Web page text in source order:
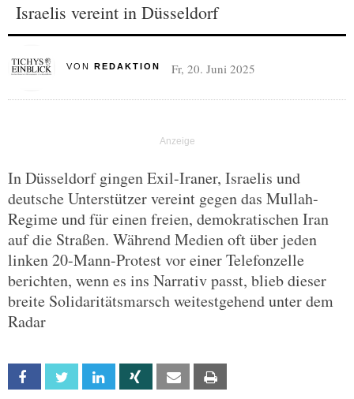
Israelis vereint in Düsseldorf
VON REDAKTION Fr, 20. Juni 2025
In Düsseldorf gingen Exil-Iraner, Israelis und
deutsche Unterstützer vereint gegen das Mullah-
Regime und für einen freien, demokratischen Iran
auf die Straßen. Während Medien oft über jeden
linken 20-Mann-Protest vor einer Telefonzelle
berichten, wenn es ins Narrativ passt, blieb dieser
breite Solidaritätsmarsch weitestgehend unter dem
Radar
Facebook Twitter Linkedin Xing Email